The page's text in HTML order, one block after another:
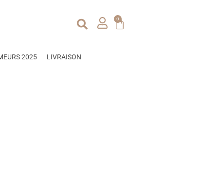
0
2025 LIVRAISON